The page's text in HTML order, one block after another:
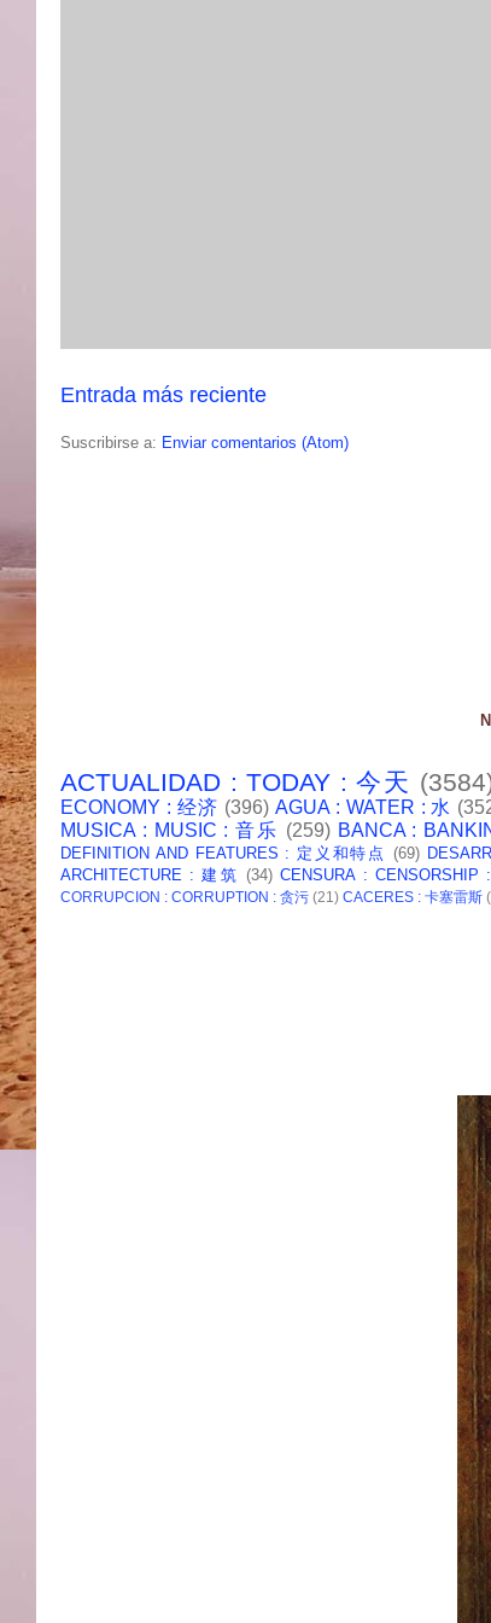
Entrada más reciente
Suscribirse a: Enviar comentarios (Atom)
ACTUALIDAD : TODAY : 今天
ECONOMY : 经济 (396) AGUA : WATER : 水
MUSICA : MUSIC : 音乐 (259) BANCA :
DEFINITION AND FEATURES : 定义和特点 (69)
ARCHITECTURE : 建筑 (34) CENSURA : CENSORSHIP
CORRUPCION : CORRUPTION : 贪污 (21) CACERES : 卡塞雷斯